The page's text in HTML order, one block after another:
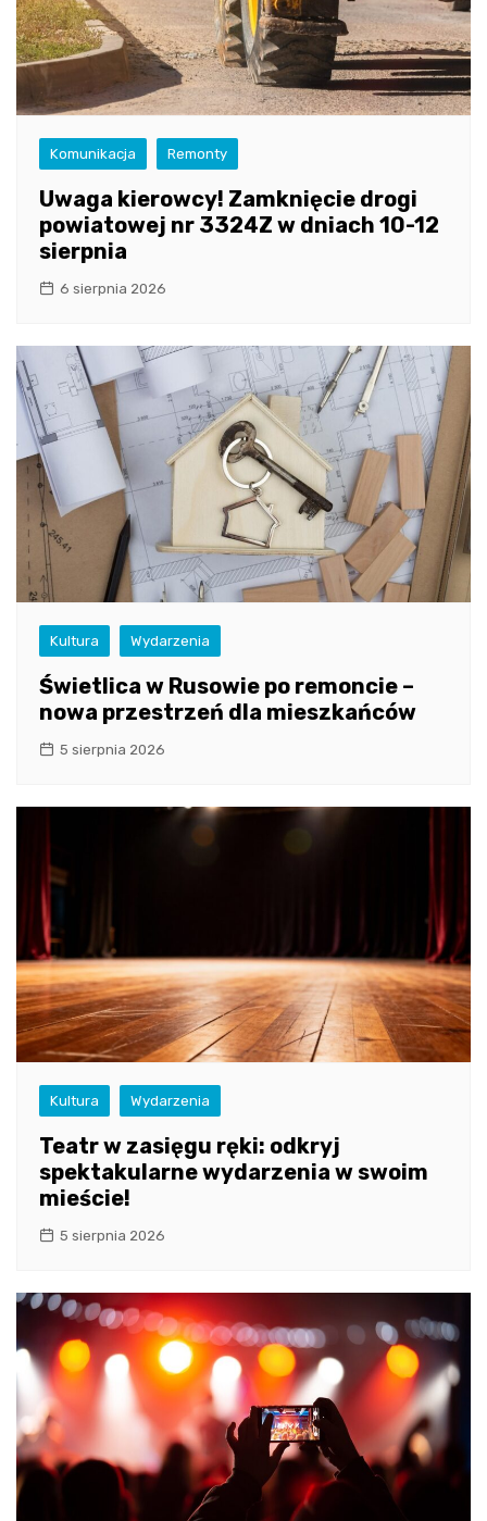
Komunikacja Remonty
Uwaga kierowcy! Zamknięcie drogi
powiatowej nr 3324Z w dniach 10-12
sierpnia
6 sierpnia 2026
Kultura Wydarzenia
Świetlica w Rusowie po remoncie –
nowa przestrzeń dla mieszkańców
5 sierpnia 2026
Kultura Wydarzenia
Teatr w zasięgu ręki: odkryj
spektakularne wydarzenia w swoim
mieście!
5 sierpnia 2026